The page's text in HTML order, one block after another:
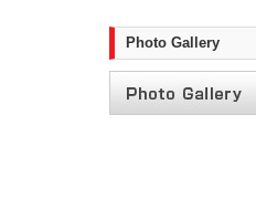
Photo Gallery